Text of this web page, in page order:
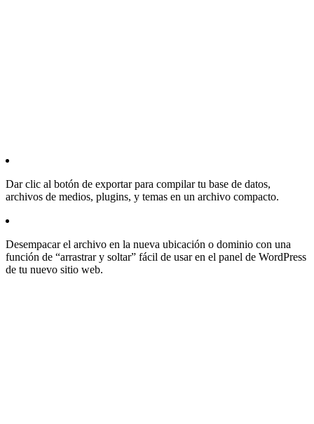
Dar clic al botón de exportar para compilar tu base de datos,
archivos de medios, plugins, y temas en un archivo compacto.
Desempacar el archivo en la nueva ubicación o dominio con una
función de “arrastrar y soltar” fácil de usar en el panel de WordPress
de tu nuevo sitio web.